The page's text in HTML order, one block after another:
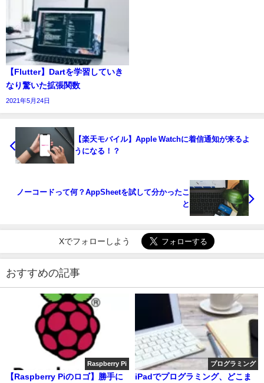
【Flutter】Dartを学習していき
なり驚いた拡張関数
2021年5月24日
【楽天モバイル】Apple Watchに着信通知が来るよ
うになる！？
ノーコードって何？AppSheetを試して分かったこ
と
Xでフォローしよう
おすすめの記事
Raspberry Pi
【Raspberry Piのロゴ】勝手に
プログラミング
iPadでプログラミング、どこま